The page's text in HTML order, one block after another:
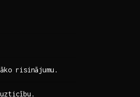
risinājumu.
uzticību.